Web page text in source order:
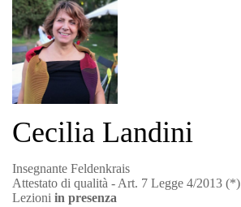
Cecilia Landini
Insegnante Feldenkrais
Attestato di qualità - Art. 7 Legge 4/2013 (*)
Lezioni in presenza